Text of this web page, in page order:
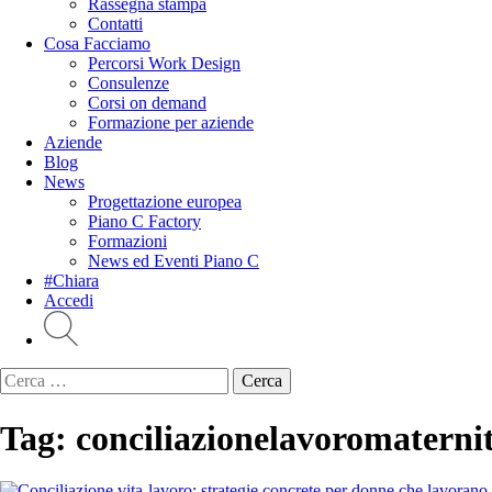
Rassegna stampa
Contatti
Cosa Facciamo
Percorsi Work Design
Consulenze
Corsi on demand
Formazione per aziende
Aziende
Blog
News
Progettazione europea
Piano C Factory
Formazioni
News ed Eventi Piano C
#Chiara
Accedi
Ricerca
per:
Tag: